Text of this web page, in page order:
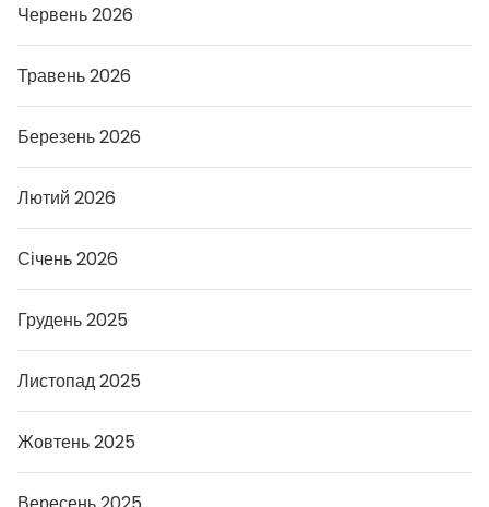
н
с
а
я
ш
Червень 2026
Травень 2026
Березень 2026
Лютий 2026
Січень 2026
Грудень 2025
Листопад 2025
Жовтень 2025